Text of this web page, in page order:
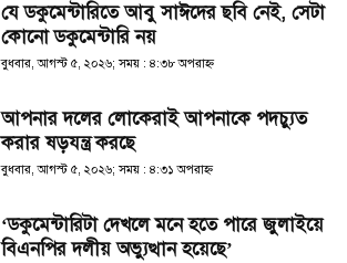
যে ডকুমেন্টারিতে আবু সাঈদের ছবি নেই, সেটা
কোনো ডকুমেন্টারি নয়
বুধবার, আগস্ট ৫, ২০২৬; সময় : ৪:৩৮ অপরাহ্ণ
আপনার দলের লোকেরাই আপনাকে পদচ্যুত
করার ষড়যন্ত্র করছে
বুধবার, আগস্ট ৫, ২০২৬; সময় : ৪:৩১ অপরাহ্ণ
‘ডকুমেন্টারিটা দেখলে মনে হতে পারে জুলাইয়ে
বিএনপির দলীয় অভ্যুত্থান হয়েছে’